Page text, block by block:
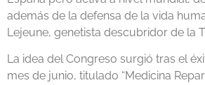
además de la defensa de la vida
Lejeune, genetista descubridor de la
La idea del Congreso surgió tras el
mes de junio, titulado “Medicina